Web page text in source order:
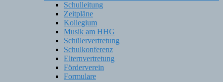
Schulleitung
Zeitpläne
Kollegium
Musik am HHG
Schülervertretung
Schulkonferenz
Elternvertretung
Förderverein
Formulare